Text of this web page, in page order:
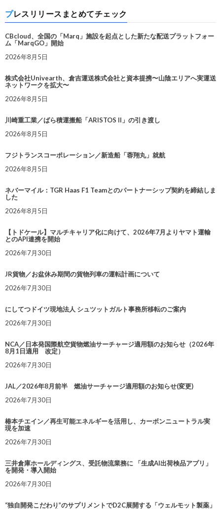
プレスリリースまとめてチェック
CBcloud、全国の「Marq」施設を起点とした新たな配送プラットフォー
ム「MarqGO」開始
2026年8月5日
株式会社Univearth、倉吉運送株式会社と資本提携〜山陰エリアへ実運送
ネットワークを拡大〜
2026年8月5日
川崎重工業／ばら積運搬船「ARISTOS II」の引き渡し
2026年8月5日
フジトランスコーポレーション／新造船「蓉翔丸」就航
2026年8月5日
ネバーマイル：TGR Haas F1 Teamとのパートナーシップ契約を締結しま
した
2026年8月5日
【トドケール】マルチキャリア化に向けて、2026年7月よりヤマト運輸
とのAPI連携を開始
2026年7月30日
JR貨物／お盆休み期間の貨物列車の運転計画について
2026年7月30日
にしてつドイツ現地法人 シュツットガルト事務所移転のご案内
2026年7月30日
NCA／日本発国際航空貨物燃油サーチャージ適用額のお知らせ（2026年
8月1日適用 改定）
2026年7月30日
JAL／2026年8月前半 燃油サーチャージ適用額のお知らせ(変更)
2026年7月30日
椿本チエイン／再生可能エネルギーを活用し、カーボンニュートラル実
現を加速
2026年7月30日
三井倉庫ホールディングス、受託物流業務に 「生成AI出荷検品アプリ」
を開発・導入開始
2026年7月30日
“独自開発こだわり”のサプリメントでD2C展開する「ウェルモット製薬」